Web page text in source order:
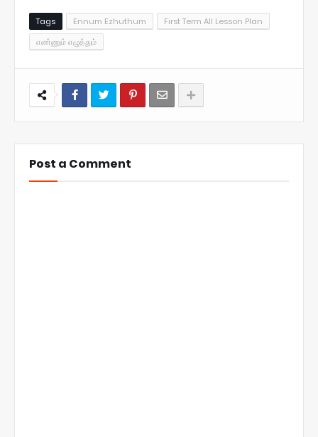
Tags Ennum Ezhuthum
First Term All Lesson Plan
எண்ணும் எழுத்தும்
Post a Comment